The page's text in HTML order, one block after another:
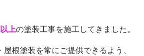
上の塗装工事を施工してきました。
根塗装を常にご提供できるよう、